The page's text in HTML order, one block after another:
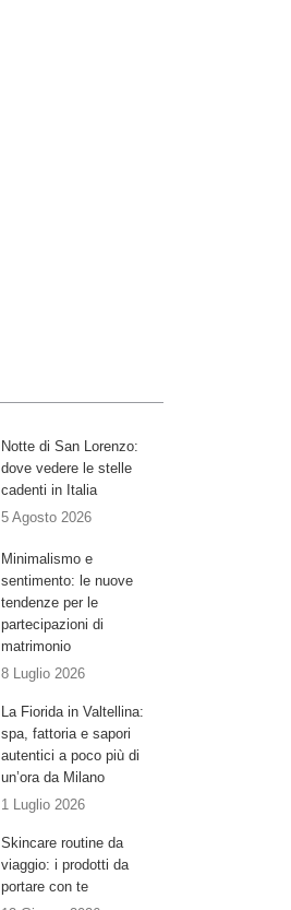
Notte di San Lorenzo:
dove vedere le stelle
cadenti in Italia
5 Agosto 2026
Minimalismo e
sentimento: le nuove
tendenze per le
partecipazioni di
matrimonio
8 Luglio 2026
La Fiorida in Valtellina:
spa, fattoria e sapori
autentici a poco più di
un’ora da Milano
1 Luglio 2026
Skincare routine da
viaggio: i prodotti da
portare con te